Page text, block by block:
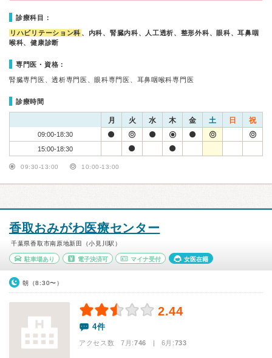
診療科目：
リハビリテーション科 、内科、腎臓内科、人工透析、整形外科、眼科、耳鼻咽
喉科、健康診断
専門医・資格：
腎臓専門医、透析専門医、眼科専門医、耳鼻咽喉科専門医
診療時間
月 火 水 木 金 土 日 祝
09:00-18:30
15:00-18:30
09:30-13:00 10:00-13:00
香取おみがわ医療センター
千葉県香取市南原地新田（小見川駅）
駐車場あり 電子決済可 マイナ受付 女医在籍
朝（8:30〜）
2.44
4件
アクセス数 7月:746 | 6月:733